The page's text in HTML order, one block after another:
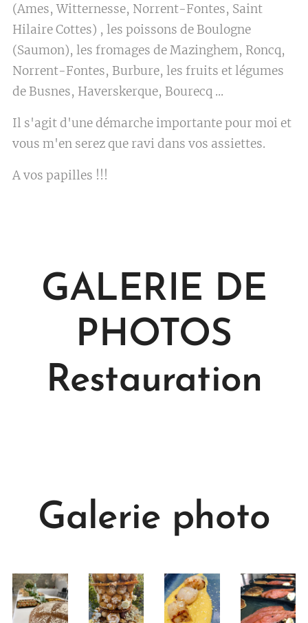
(Ames, Witternesse, Norrent-Fontes, Saint
Hilaire Cottes) , les poissons de Boulogne
(Saumon), les fromages de Mazinghem, Roncq,
Norrent-Fontes, Burbure, les fruits et légumes
de Busnes, Haverskerque, Bourecq ...
Il s'agit d'une démarche importante pour moi et
vous m'en serez que ravi dans vos assiettes.
A vos papilles !!!
GALERIE DE
PHOTOS
Restauration
Galerie photo